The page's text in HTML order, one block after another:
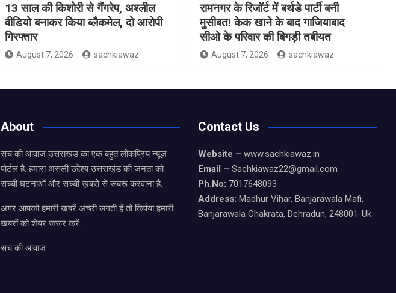
13 साल की किशोरी से गैंगरेप, अश्लील
वीडियो बनाकर किया ब्लैकमेल, दो आरोपी
गिरफ्तार
August 7, 2026 sachkiawaz
रामनगर के रिजॉर्ट में बर्थडे पार्टी बनी
मुसीबत! केक खाने के बाद गाजियाबाद
सीओ के परिवार की बिगड़ी तबीयत
August 7, 2026 sachkiawaz
About
सच की आवाज़ उत्तराखंड का एक बहुत लोकप्रिय न्यूज़
पोर्टल है. हमारा असली उद्देश्य उत्तराखंड की जनता को
सच्ची घटनाओं और सच्ची ख़बरों से रूबरू करवाना है.
अगर आपको हमारी खबरें अच्छी लगती हैं तो किर्पया हमारी
खबरों को शेयर जरूर करें.
सच की आवाज
Contact Us
Website – www.sachkiawaz.in
Email – Sachkiawaz22@gmail.com
Ph.No: 7017648093
Address: Madhur Vihar, Banjarawala Mafi,
Banjarawala Chakrata, Dehradun, 248001-Uk